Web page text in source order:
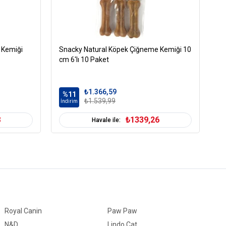
Snacky Natural Köpek Çiğneme Kemiği 10
cm 6'lı 10 Paket
%11
İndirim
₺1.366,59
₺1.539,99
Havale ile: ₺1339,26
Royal Canin
Paw Paw
N&D
Lindo Cat